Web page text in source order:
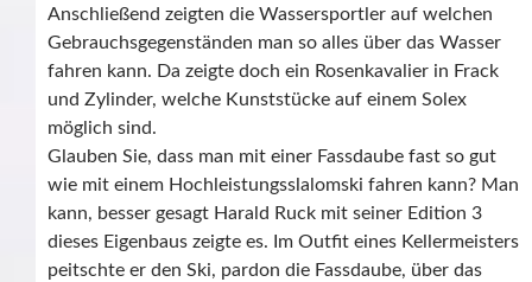
Anschließend zeigten die Wassersportler auf welchen
Gebrauchsgegenständen man so alles über das Wasser
fahren kann. Da zeigte doch ein Rosenkavalier in Frack
und Zylinder, welche Kunststücke auf einem Solex
möglich sind.
Glauben Sie, dass man mit einer Fassdaube fast so gut
wie mit einem Hochleistungsslalomski fahren kann? Man
kann, besser gesagt Harald Ruck mit seiner Edition 3
dieses Eigenbaus zeigte es. Im Outfit eines Kellermeisters
peitschte er den Ski, pardon die Fassdaube, über das